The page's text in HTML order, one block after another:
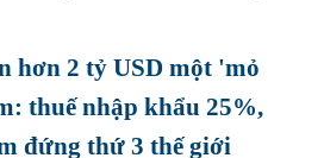
hơn 2 tỷ USD một 'mỏ
thuế nhập khẩu 25%,
đứng thứ 3 thế giới